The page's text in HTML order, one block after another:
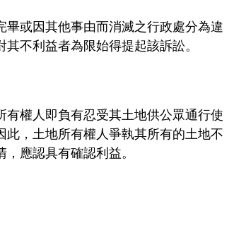
或因其他事由而消滅之行政處分為違
不利益者為限始得提起該訴訟。
權人即負有忍受其土地供公眾通行使
，土地所有權人爭執其所有的土地不
應認具有確認利益。